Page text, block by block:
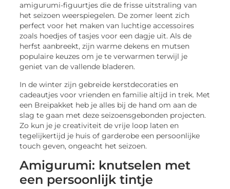
amigurumi-figuurtjes die de frisse uitstraling van
het seizoen weerspiegelen. De zomer leent zich
perfect voor het maken van luchtige accessoires
zoals hoedjes of tasjes voor een dagje uit. Als de
herfst aanbreekt, zijn warme dekens en mutsen
populaire keuzes om je te verwarmen terwijl je
geniet van de vallende bladeren.
In de winter zijn gebreide kerstdecoraties en
cadeautjes voor vrienden en familie altijd in trek. Met
een Breipakket heb je alles bij de hand om aan de
slag te gaan met deze seizoensgebonden projecten.
Zo kun je je creativiteit de vrije loop laten en
tegelijkertijd je huis of garderobe een persoonlijke
touch geven, ongeacht het seizoen.
Amigurumi: knutselen met
een persoonlijk tintje